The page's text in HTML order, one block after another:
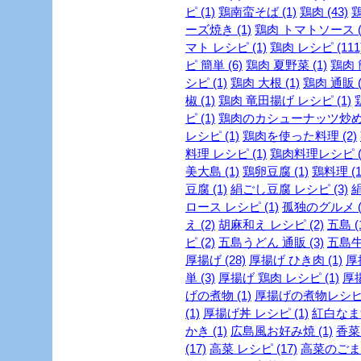
ピ (1) 鶏南蛮そば (1) 鶏肉 (43)
ーズ焼き (1) 鶏肉 トマトソース
マト レシピ (1) 鶏肉 レシピ
ピ 簡単 (6) 鶏肉 夏野菜 (1) 鶏肉
シピ (1) 鶏肉 大根 (1) 鶏肉 通販
椒 (1) 鶏肉 竜田揚げ レシピ (1)
ピ (1) 鶏肉のカシューナッツ炒
レシピ (1) 鶏肉を使った料理 (2)
料理 レシピ (1) 鶏肉料理レシピ
美大島 (1) 鶏卵豆腐 (1) 鶏料理
豆腐 (1) 絹ごし豆腐 レシピ (3)
ロース レシピ (1) 孤独のグルメ
え (2) 胡麻和え レシピ (2) 五島
ピ (2) 五島うどん 通販 (3) 五島
厚揚げ (28) 厚揚げ ひき肉 (1)
単 (3) 厚揚げ 鶏肉 レシピ (1) 厚
げの煮物 (1) 厚揚げの煮物レシ
(1) 厚揚げ丼 レシピ (1) 紅白な
かき (1) 広島風お好み焼 (1) 香
(17) 高菜 レシピ (17) 高菜のご